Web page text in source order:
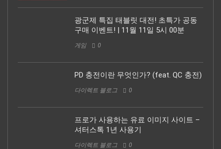
광군제 특집 태블릿 대전! 초특가 공동
구매 이벤트! | 11월 11일 5시 00분
게임 0
PD 충전이란 무엇인가? (feat. QC 충전)
다이렉트 블로그 0
프로가 사용하는 유료 이미지 사이트 –
셔터스톡 1년 사용기
다이렉트 블로그 0